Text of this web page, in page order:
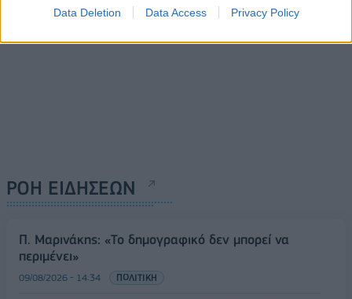
Data Deletion Data Access Privacy Policy
ΡΟΗ ΕΙΔΗΣΕΩΝ
Π. Μαρινάκης: «Το δημογραφικό δεν μπορεί να
περιμένει»
09/08/2026 - 14:34 ΠΟΛΙΤΙΚΗ